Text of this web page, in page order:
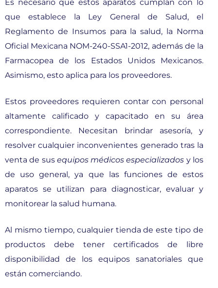
Es necesario que estos aparatos cumplan con lo
que establece la Ley General de Salud, el
Reglamento de Insumos para la salud, la Norma
Oficial Mexicana NOM-240-SSA1-2012, además de la
Farmacopea de los Estados Unidos Mexicanos.
Asimismo, esto aplica para los proveedores.
Estos proveedores requieren contar con personal
altamente calificado y capacitado en su área
correspondiente. Necesitan brindar asesoría, y
resolver cualquier inconvenientes generado tras la
venta de sus equipos médicos especializados y los
de uso general, ya que las funciones de estos
aparatos se utilizan para diagnosticar, evaluar y
monitorear la salud humana.
Al mismo tiempo, cualquier tienda de este tipo de
productos debe tener certificados de libre
disponibilidad de los equipos sanatoriales que
están comerciando.